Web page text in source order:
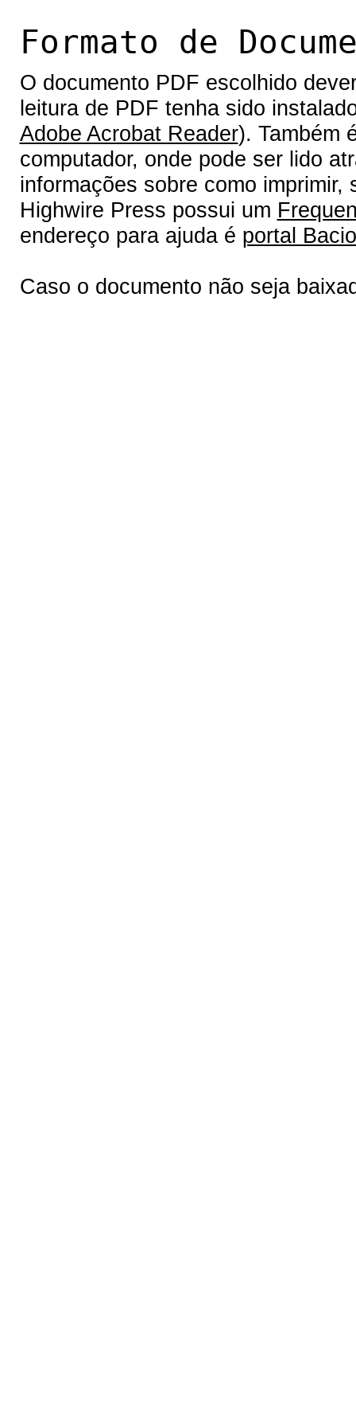
Formato de
O documento PDF escolhido
leitura de PDF tenha sido
Adobe Acrobat Reader). Também
computador, onde pode ser lido
informações sobre como
Highwire Press possui um
endereço para ajuda é portal
Caso o documento não seja